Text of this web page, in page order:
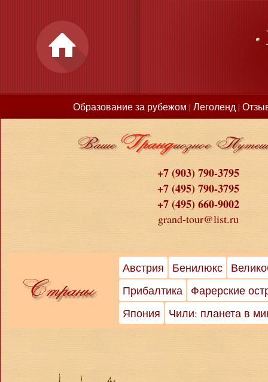
Образование за рубежом | Леголенд |
+7 (903) 790-3795
+7 (495) 790-3795
+7 (495) 660-9002
grand-tour@list.ru
Австрия Бенилюкс
Прибалтика
Фарерские
Япония
Чили: планета в